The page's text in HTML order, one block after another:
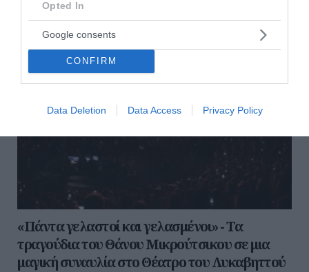
Opted In
Google consents
CONFIRM
Data Deletion Data Access Privacy Policy
«Πάντα γελαστοί και γελασμένοι» - Τα
τραγούδια του Θάνου Μικρούτσικου σε μια
μαγική συναυλία στο Θέατρο του Λυκαβηττού